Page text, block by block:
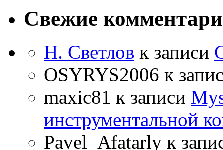
Свежие
Н. Светлов к записи
OSYRYS2006 к
maxic81 к записи
инструментальной
Pavel_Afatarly к